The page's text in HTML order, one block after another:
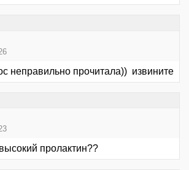
неправильно прочитала)) извините
пролактин??